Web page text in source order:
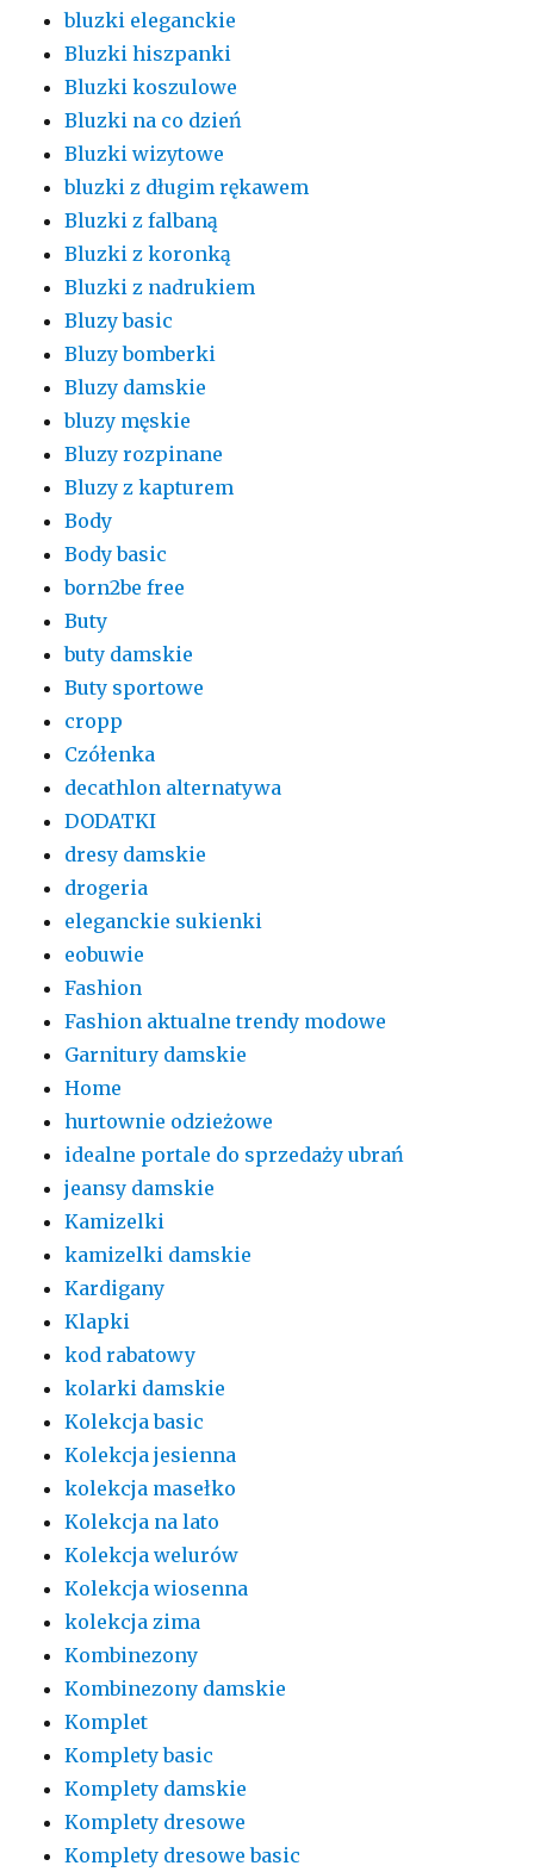
bluzki eleganckie
Bluzki hiszpanki
Bluzki koszulowe
Bluzki na co dzień
Bluzki wizytowe
bluzki z długim rękawem
Bluzki z falbaną
Bluzki z koronką
Bluzki z nadrukiem
Bluzy basic
Bluzy bomberki
Bluzy damskie
bluzy męskie
Bluzy rozpinane
Bluzy z kapturem
Body
Body basic
born2be free
Buty
buty damskie
Buty sportowe
cropp
Czółenka
decathlon alternatywa
DODATKI
dresy damskie
drogeria
eleganckie sukienki
eobuwie
Fashion
Fashion aktualne trendy modowe
Garnitury damskie
Home
hurtownie odzieżowe
idealne portale do sprzedaży ubrań
jeansy damskie
Kamizelki
kamizelki damskie
Kardigany
Klapki
kod rabatowy
kolarki damskie
Kolekcja basic
Kolekcja jesienna
kolekcja masełko
Kolekcja na lato
Kolekcja welurów
Kolekcja wiosenna
kolekcja zima
Kombinezony
Kombinezony damskie
Komplet
Komplety basic
Komplety damskie
Komplety dresowe
Komplety dresowe basic